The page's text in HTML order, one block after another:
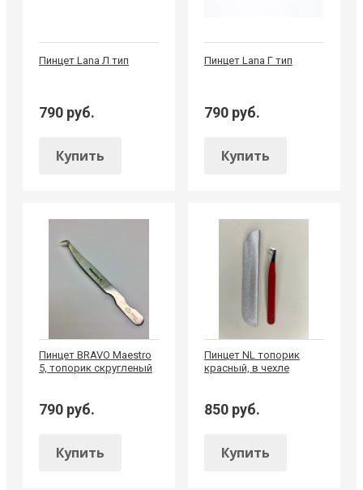
Пинцет Lana Л тип
790 руб.
Купить
Пинцет Lana Г тип
790 руб.
Купить
Пинцет BRAVO Maestro
5, топорик скругленый
790 руб.
Купить
Пинцет NL топорик
красный, в чехле
850 руб.
Купить